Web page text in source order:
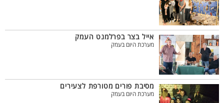
אייל בצר בפרלמנט העמק
מערכת היום בעמק
מסיבת פורים מטורפת לצעירים
מערכת היום בעמק